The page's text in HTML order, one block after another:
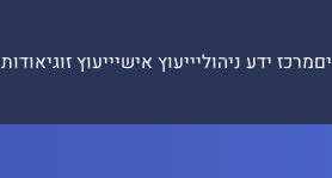
מרכז ידע ניהוליייעוץ אישיייעוץ זוגיאודות